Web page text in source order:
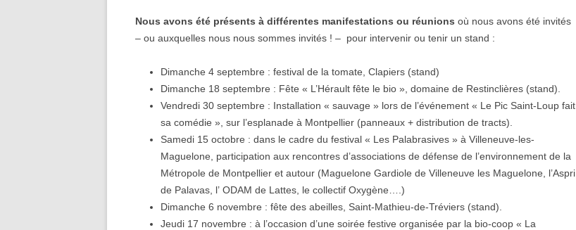
Nous avons été présents à différentes manifestations ou réunions où nous avons été invités
– ou auxquelles nous nous sommes invités ! – pour intervenir ou tenir un stand :
Dimanche 4 septembre : festival de la tomate, Clapiers (stand)
Dimanche 18 septembre : Fête « L’Hérault fête le bio », domaine de Restinclières (stand).
Vendredi 30 septembre : Installation « sauvage » lors de l’événement « Le Pic Saint-Loup fait
sa comédie », sur l’esplanade à Montpellier (panneaux + distribution de tracts).
Samedi 15 octobre : dans le cadre du festival « Les Palabrasives » à Villeneuve-les-
Maguelone, participation aux rencontres d’associations de défense de l’environnement de la
Métropole de Montpellier et autour (Maguelone Gardiole de Villeneuve les Maguelone, l’Aspri
de Palavas, l’ ODAM de Lattes, le collectif Oxygène….)
Dimanche 6 novembre : fête des abeilles, Saint-Mathieu-de-Tréviers (stand).
Jeudi 17 novembre : à l’occasion d’une soirée festive organisée par la bio-coop « La